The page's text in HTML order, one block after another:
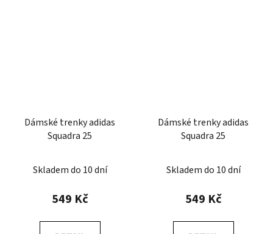
Dámské trenky adidas
Squadra 25
Skladem do 10 dní
549 Kč
Dámské trenky adidas
Squadra 25
Skladem do 10 dní
549 Kč